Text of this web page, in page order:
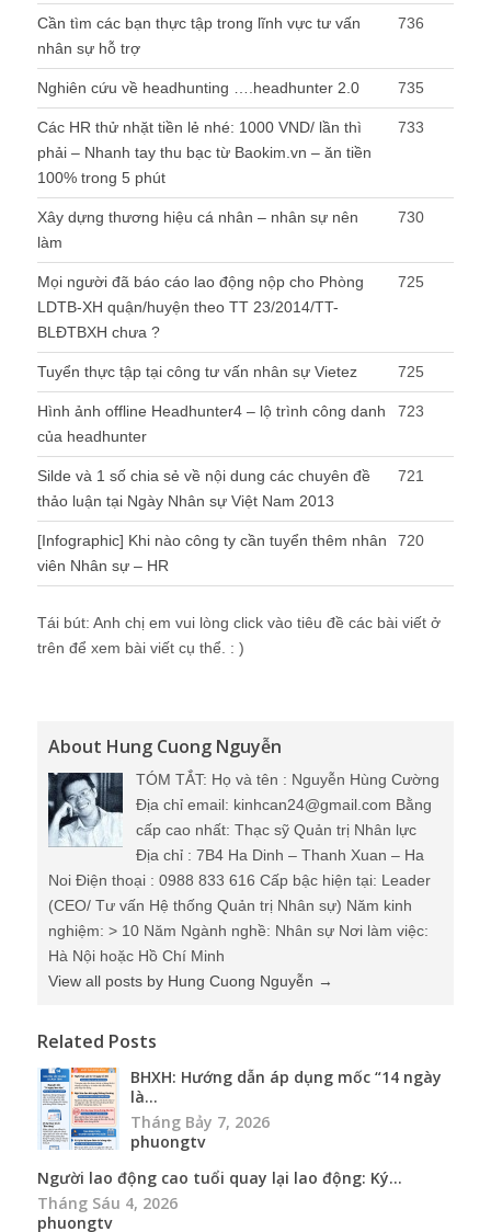
phải – Nhanh tay thu bạc từ Baokim.vn – ăn tiền
100% trong 5 phút
Xây dựng thương hiệu cá nhân – nhân sự nên
làm
730
Mọi người đã báo cáo lao động nộp cho Phòng
LDTB-XH quận/huyện theo TT 23/2014/TT-
BLĐTBXH chưa ?
Tuyển thực tập tại công tư vấn nhân sự Vietez
Hình ảnh offline Headhunter4 – lộ trình công danh
của headhunter
723
Silde và 1 số chia sẻ về nội dung các chuyên đề
thảo luận tại Ngày Nhân sự Việt Nam 2013
[Infographic] Khi nào công ty cần tuyển thêm nhân
viên Nhân sự – HR
720
Tái bút: Anh chị em vui lòng click vào tiêu đề các bài viết ở
trên để xem bài viết cụ thể. : )
TÓM TẮT: Họ và tên : Nguyễn Hùng Cường
Noi Điện thoại : 0988 833 616 Cấp bậc hiện tại: Leader
(CEO/ Tư vấn Hệ thống Quản trị Nhân sự) Năm kinh
nghiệm: > 10 Năm Ngành nghề: Nhân sự Nơi làm việc:
Hà Nội hoặc Hồ Chí Minh
View all posts by Hung Cuong Nguyễn
Related Posts
BHXH: Hướng dẫn áp dụng mốc “14 ngày
là...
Tháng Bảy 7, 2026
Người lao động cao tuổi quay lại lao động: Ký...
Tháng Sáu 4, 2026
phuongtv
Hướng dẫn cách sử dụng thư viện tài liệu
QTNS...
Tháng Năm 27, 2026
Hung Cuong Nguyễn